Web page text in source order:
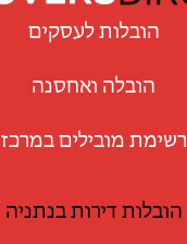
הובלות לעסקים
הובלה ואחסנה
רשימת מובילים במרכז
הובלות דירות בנתניה